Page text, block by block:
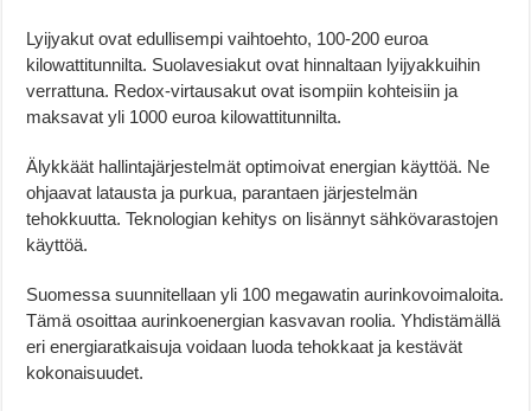
Lyijyakut ovat edullisempi vaihtoehto, 100-200 euroa
kilowattitunnilta. Suolavesiakut ovat hinnaltaan lyijyakkuihin
verrattuna. Redox-virtausakut ovat isompiin kohteisiin ja
maksavat yli 1000 euroa kilowattitunnilta.
Älykkäät hallintajärjestelmät optimoivat energian käyttöä. Ne
ohjaavat latausta ja purkua, parantaen järjestelmän
tehokkuutta. Teknologian kehitys on lisännyt sähkövarastojen
käyttöä.
Suomessa suunnitellaan yli 100 megawatin aurinkovoimaloita.
Tämä osoittaa aurinkoenergian kasvavan roolia. Yhdistämällä
eri energiaratkaisuja voidaan luoda tehokkaat ja kestävät
kokonaisuudet.